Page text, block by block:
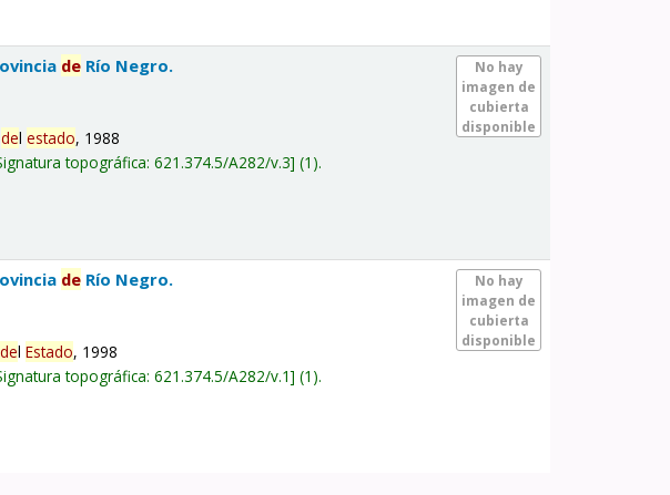
No hay
imagen de
cubierta
disponible
de Río Negro.
delestado, 1988
topográfica:621.374.5/A282/v.3 (1).
No hay
imagen de
cubierta
disponible
de Río Negro.
delEstado, 1998
topográfica:621.374.5/A282/v.1 (1).